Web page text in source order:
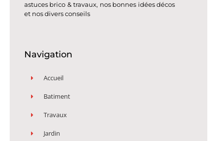
astuces brico & travaux, nos bonnes idées décos
et nos divers conseils
Navigation
Accueil
Batiment
Travaux
Jardin